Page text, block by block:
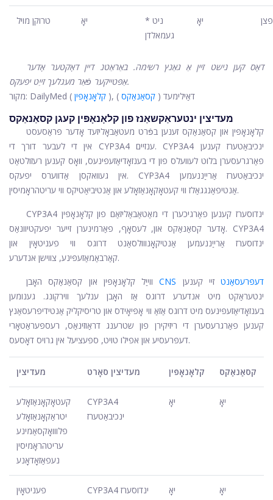
טרוקן מויל יאָ
* ניט
געמאלדן
יאָ
דאָס קען נישט זיין אַ גאַנץ רשימה. באַראַטנ דיין דאָקטער אָדער
אַפּטייקער פֿאַר מעגלעך זייַט יפעקס.
מקור: DailyMed ( קלאָנאָפּין ), דאַילימעד ( קסאַנאַקס )
מעדיצין ינטעראַקשאַנז פון קלאָנאָפּין קעגן קסאַנאַקס
קלאָנאָפּין און קסאַנאַקס זענען בפֿרט מעטאַבאָליזעד אָדער פּראַסעסט
אין די לעבער דורך די CYP3A4 ענזיים. CYP3A4 ינכיבאַטערז קענען
פאַרגרעסערן בלוט לעוועלס פון די בענזאָדיאַזעפּינעס, וואָס קענען רעזולטאַט
אין געוואקסן אַדווערס יפעקס. CYP3A4 ינכיבאַטערז אַרייַננעמען
אַנטיפאַנגגאַלז ווי קעטאָקאָנאַזאָלע און אַנטיביאַטיקס ווי עריטהראָמיסין.
CYP3A4 ינדוסערז קענען פאַרגיכערן די מאַטאַבאַליזאַם פון קלאָנאָפּין
אָדער קסאַנאַקס און, לעסאָף, פאַרמינערן זייער יפעקטיוונאַס. CYP3A4
ינדוסערז אַרייַננעמען אַנטיקאָנווולסאַנט דרוגס ווי פעניטאָין און
קאַרבאַמאַזעפּינע, צווישן אנדערע.
ווייַל קלאָנאָפּין און קסאַנאַקס האָבן CNS דעפּרעסאַנט זיי קענען
ינטעראַקט מיט אנדערע דרוגס אַז האָבן ענלעך ווירקונג. גענומען
בענזאָדיאַזעפּינעס מיט דרוגס אַזאַ ווי אָפּיאָידס און טריסיקליק אַנטידיפּרעסאַנץ
קענען פאַרגרעסערן די ריזיקירן פון שטרענג דראַוזינאַס, רעספּעראַטאָרי
דעפּרעסיע און אפילו טויט, ספּעציעל אין גרויס דאָסעס.
מעדיצין מעדיצין סאָרט קלאָנאָפּין קסאַנאַקס
קעטאָקאָנאַזאָלע
יטראַקאָנאַזאָלע
פלווואָקסאַמינע
עריטהראָמיסין
נעפאַזאָדאָנע
CYP3A4
ינכיבאַטערז
יאָ יאָ
פעניטאָין
CYP3A4 ינדוסערז יאָ יאָ